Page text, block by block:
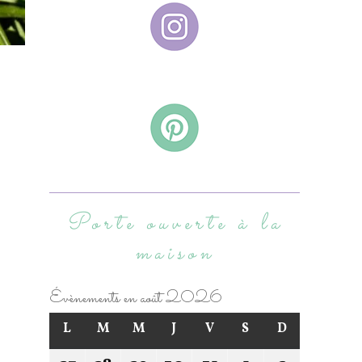
Porte ouverte à la
maison
Évènements en août 2026
L M M J V S D